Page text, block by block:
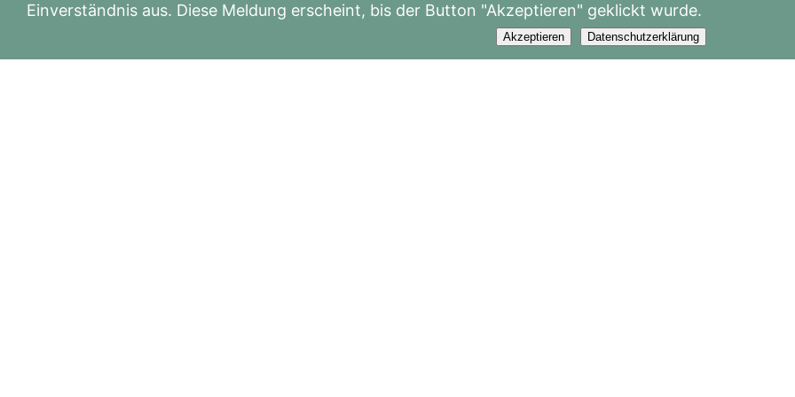
Einverständnis aus. Diese Meldung erscheint, bis der Button "Akzeptieren" geklickt wurde.
Akzeptieren Datenschutzerklärung